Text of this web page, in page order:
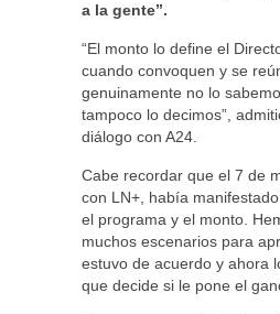
a la gente”.
“El monto lo define el
cuando convoquen y se
genuinamente no lo
tampoco lo decimos”,
diálogo con A24.
Cabe recordar que el 7 de
con LN+, había
el programa y el monto.
muchos escenarios para
estuvo de acuerdo y ahora
que decide si le pone el